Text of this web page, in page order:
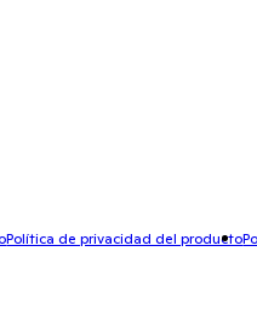
Política de privacidad del producto